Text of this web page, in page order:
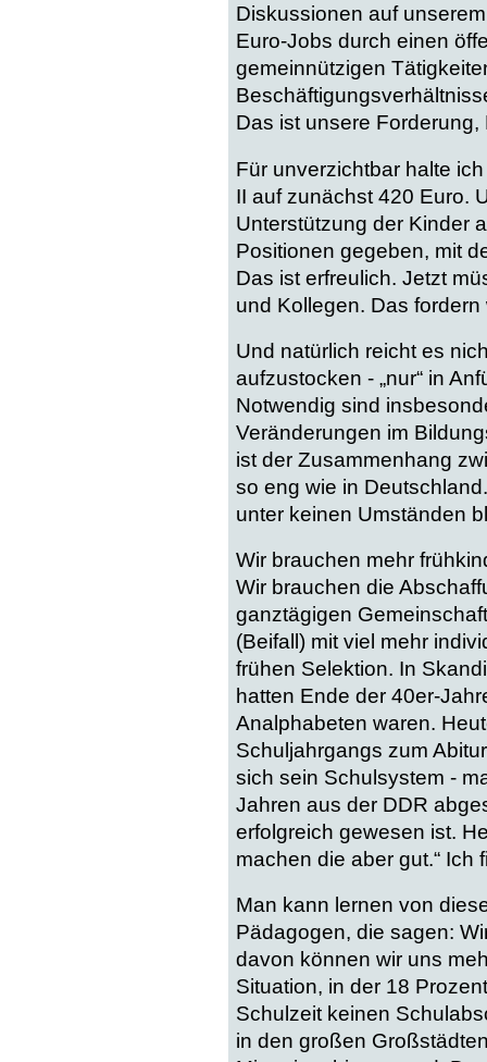
Diskussionen auf
Euro-Jobs durch einen
gemeinnützigen
Das ist unsere
Für unverzichtbar halte
II auf zunächst 420 Euro.
Unterstützung der Kinder
Positionen gegeben, mit
Das ist erfreulich. Jetzt
und Kollegen. Das fordern
Und natürlich reicht es
aufzustocken - „nur“ in
Notwendig sind
Veränderungen im
ist der Zusammenhang
so eng wie in
unter keinen Umständen
Wir brauchen mehr
Wir brauchen die
ganztägigen
(Beifall) mit viel mehr
frühen Selektion. In
hatten Ende der 40er-
Analphabeten waren.
Schuljahrgangs zum
sich sein Schulsystem -
Jahren aus der DDR
erfolgreich gewesen ist.
machen die aber gut.“ Ich
Man kann lernen von
Pädagogen, die sagen:
davon können wir uns
Situation, in der 18
Schulzeit keinen
in den großen